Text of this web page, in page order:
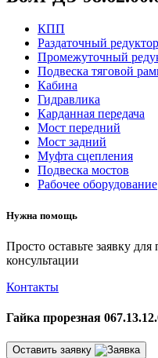
КПП
Раздаточный редуктор
Промежуточный
Подвеска тяговой
Кабина
Гидравлика
Карданная передача
Мост передний
Мост задний
Муфта сцепления
Подвеска мостов
Рабочее оборудование
Нужна помощь
Просто оставьте заявку
консультации
Контакты
Гайка прорезная
Оставить заявку